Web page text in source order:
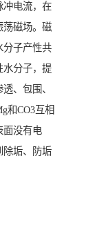
冲电流，在
荡磁场。磁
分子产性共
水分子，提
、包围、
和CO3互相
面没有电
除垢、防垢